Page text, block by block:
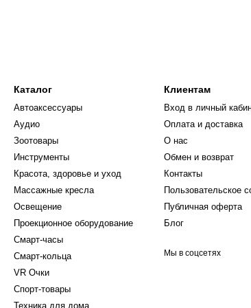
просто прикоснуться к ним ногой и
и прочная, способная выдерживать вес до 180 кг.
обеспечивающими безопасное и
весы предлагают надежную и удобную платформу
образ жизни.
Каталог
Автоаксессуары
Аудио
Зоотовары
Инструменты
Красота, здоровье и уход
Массажные кресла
Освещение
Проекционное оборудование
Смарт-часы
Смарт-кольца
VR Очки
Спорт-товары
Техника для дома
Клиентам
Вход в личный
Оплата и доставка
О нас
Обмен и возврат
Контакты
Пользовательское
Публичная оферта
Блог
Мы в соцсетях